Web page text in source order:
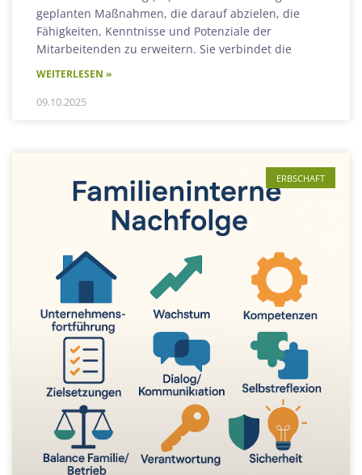
geplanten Maßnahmen, die darauf abzielen, die
Fähigkeiten, Kenntnisse und Potenziale der
Mitarbeitenden zu erweitern. Sie verbindet die
WEITERLESEN »
09.10.2025
ERBSCHAFT